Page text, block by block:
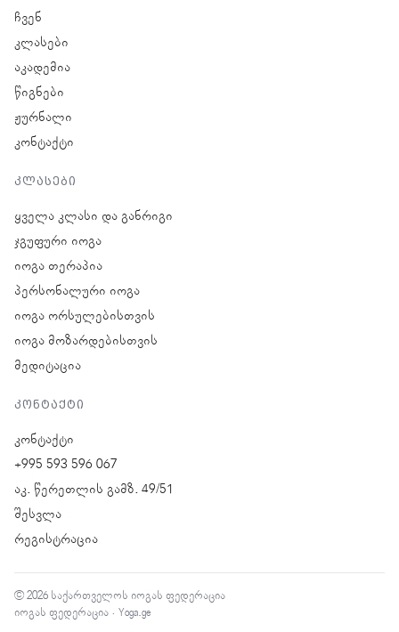
ჩვენ
კლასები
აკადემია
წიგნები
ჟურნალი
კონტაქტი
კლასები
ყველა კლასი და განრიგი
ჯგუფური იოგა
იოგა თერაპია
პერსონალური იოგა
იოგა ორსულებისთვის
იოგა მოზარდებისთვის
მედიტაცია
კონტაქტი
კონტაქტი
+995 593 596 067
აკ. წერეთლის გამზ. 49/51
შესვლა
რეგისტრაცია
© 2026 საქართველოს იოგას ფედერაცია
იოგას ფედერაცია · Yoga.ge